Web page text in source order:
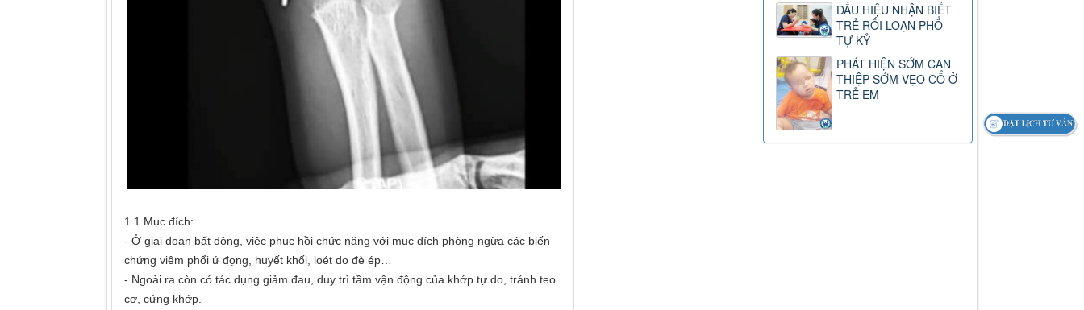
1.1 Mục đích:
- Ở giai đoạn bất động, việc phục hồi chức năng với mục đích phòng ngừa các biến
chứng viêm phổi ứ đọng, huyết khối, loét do đè ép…
- Ngoài ra còn có tác dụng giảm đau, duy trì tầm vận động của khớp tự do, tránh teo
cơ, cứng khớp.
DẤU HIỆU NHẬN BIẾT
TRẺ RỐI LOẠN PHỔ
TỰ KỶ
PHÁT HIỆN SỚM CAN
THIỆP SỚM VẸO CỔ Ở
TRẺ EM